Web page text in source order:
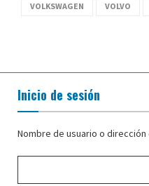
VOLKSWAGEN VOLVO
Inicio de sesión
Nombre de usuario o